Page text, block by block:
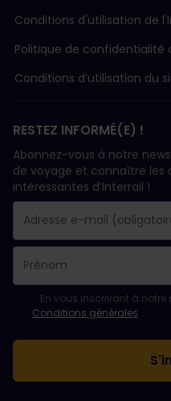
Conditions d'utilisation de
Politique de confidentialité
Conditions d’utilisation du
RESTEZ INFORMÉ(E) !
Abonnez-vous à notre
de voyage et connaître les
intéressantes d’Interrail !
Le champ adresse e-mail
L'adresse e-mail n'est pas
L'inscription à la
Vous êtes déjà abonné(e)
Veuillez accepter les
En vous inscrivant à notre
Conditions générales.